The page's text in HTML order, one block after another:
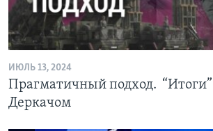
ИЮЛЬ 13, 2024
Прагматичный подход.
Деркачом